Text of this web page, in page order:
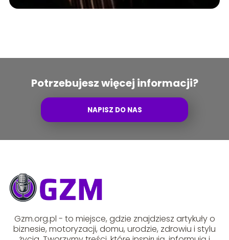
Potrzebujesz więcej informacji?
NAPISZ DO NAS
Gzm.org.pl - to miejsce, gdzie znajdziesz artykuły o
biznesie, motoryzacji, domu, urodzie, zdrowiu i stylu